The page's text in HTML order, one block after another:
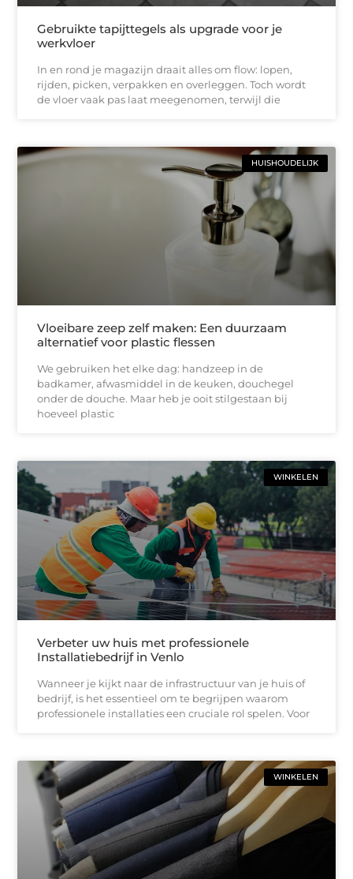
Gebruikte tapijttegels als upgrade voor je
werkvloer
In en rond je magazijn draait alles om flow: lopen,
rijden, picken, verpakken en overleggen. Toch wordt
de vloer vaak pas laat meegenomen, terwijl die
HUISHOUDELIJK
Vloeibare zeep zelf maken: Een duurzaam
alternatief voor plastic flessen
We gebruiken het elke dag: handzeep in de
badkamer, afwasmiddel in de keuken, douchegel
onder de douche. Maar heb je ooit stilgestaan bij
hoeveel plastic
WINKELEN
Verbeter uw huis met professionele
Installatiebedrijf in Venlo
Wanneer je kijkt naar de infrastructuur van je huis of
bedrijf, is het essentieel om te begrijpen waarom
professionele installaties een cruciale rol spelen. Voor
WINKELEN